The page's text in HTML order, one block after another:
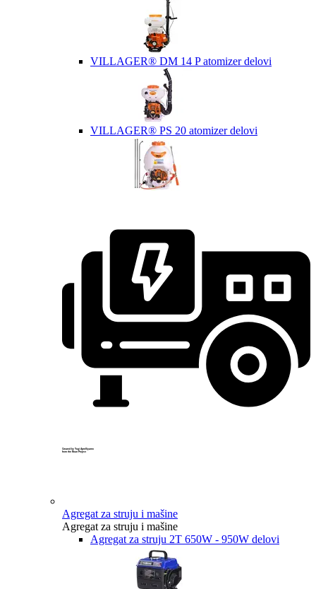
VILLAGER® DM 14 P atomizer delovi
VILLAGER® PS 20 atomizer delovi
Created by Yogi Aprelliyanto
from the Noun Project
Agregat za struju i mašine
Agregat za struju i mašine
Agregat za struju 2T 650W - 950W delovi